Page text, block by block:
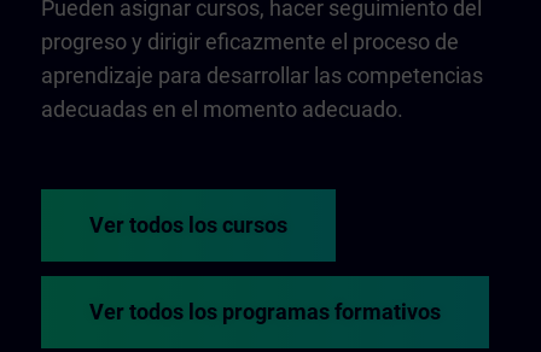
Pueden asignar cursos, hacer seguimiento del
progreso y dirigir eficazmente el proceso de
aprendizaje para desarrollar las competencias
adecuadas en el momento adecuado.
Ver todos los cursos
Ver todos los programas formativos